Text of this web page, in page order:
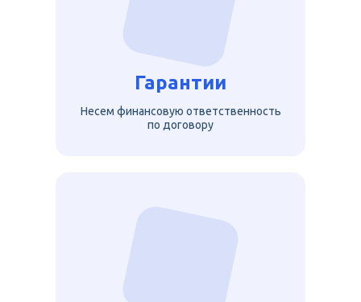
Гарантии
Несем финансовую ответственность
по договору